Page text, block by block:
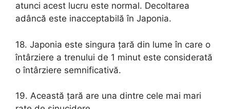
atunci acest lucru este normal. Decoltarea
adâncă este inacceptabilă în Japonia.
18. Japonia este singura țară din lume în care o
întârziere a trenului de 1 minut este considerată
o întârziere semnificativă.
19. Această țară are una dintre cele mai mari